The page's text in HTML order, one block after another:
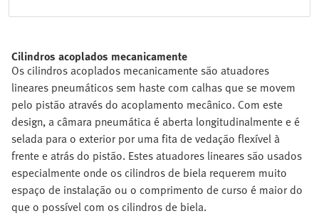
Cilindros acoplados mecanicamente
Os cilindros acoplados mecanicamente são atuadores
lineares pneumáticos sem haste com calhas que se movem
pelo pistão através do acoplamento mecânico. Com este
design, a câmara pneumática é aberta longitudinalmente e é
selada para o exterior por uma fita de vedação flexível à
frente e atrás do pistão. Estes atuadores lineares são usados
especialmente onde os cilindros de biela requerem muito
espaço de instalação ou o comprimento de curso é maior do
que o possível com os cilindros de biela.